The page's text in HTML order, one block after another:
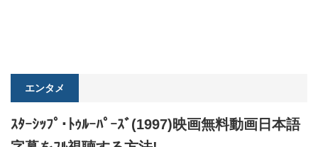
エンタメ
ｽﾀｰｼｯﾌﾟ･ﾄｩﾙｰﾊﾟｰｽﾞ(1997)映画無料動画日本語